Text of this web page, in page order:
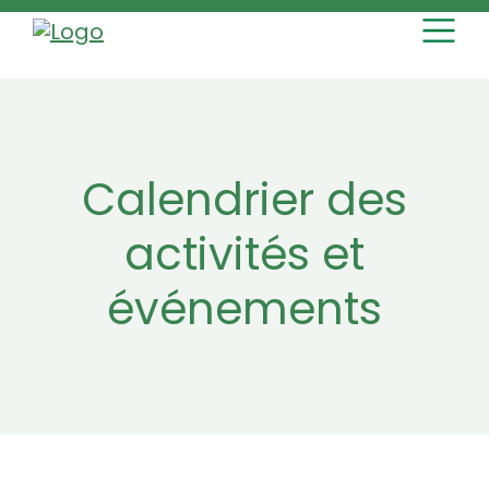
Skip to content MAIN
Calendrier des
activités et
événements